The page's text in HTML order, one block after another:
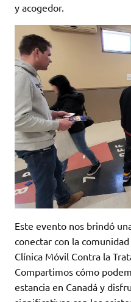
y acogedor.
Este evento nos brindó
conectar con la
Clínica Móvil Contra la
Compartimos cómo
estancia en Canadá y